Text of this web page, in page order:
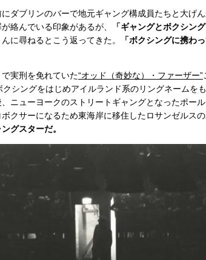
ダブリンのバーで地元ギャング構成員たちと大げ
絡んでいる印象があるが、
「ギャングとボクシング
に尋ねるとこう返ってきた。
「ボクシングに携わ
実刑を免れていた“オッド（奇妙な）・ファーザー”
シングをはじめアイルランド系のリングネームを
ニューヨークのストリートギャングとなったポール
クサーになるため東海岸に移住したロサンゼルス
グスターだ。